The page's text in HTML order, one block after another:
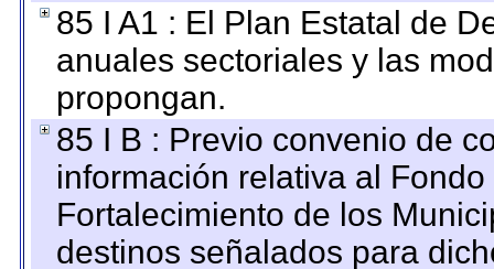
85 I A1 : El Plan Estatal de
anuales sectoriales y las
propongan.
85 I B : Previo convenio de
información relativa al
Fortalecimiento de los
destinos señalados para